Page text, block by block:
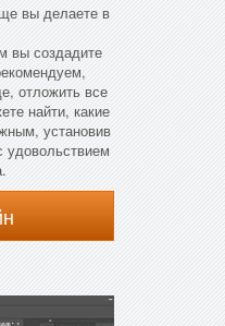
вы делаете в
вы создадите
отложить все
найти, какие
установив
удовольствием